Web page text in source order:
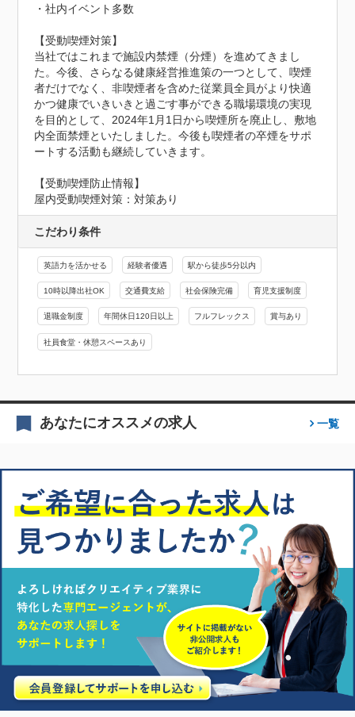
・社内イベント多数
【受動喫煙対策】
当社ではこれまで施設内禁煙（分煙）を進めてきまし
た。今後、さらなる健康経営推進策の一つとして、喫煙
者だけでなく、非喫煙者を含めた従業員全員がより快適
かつ健康でいきいきと過ごす事ができる職場環境の実現
を目的として、2024年1月1日から喫煙所を廃止し、敷地
内全面禁煙といたしました。今後も喫煙者の卒煙をサポ
ートする活動も継続していきます。
【受動喫煙防止情報】
屋内受動喫煙対策：対策あり
こだわり条件
英語力を活かせる 経験者優遇 駅から徒歩5分以内
10時以降出社OK 交通費支給 社会保険完備 育児支援制度
退職金制度 年間休日120日以上 フルフレックス 賞与あり
社員食堂・休憩スペースあり
あなたにオススメの求人 一覧